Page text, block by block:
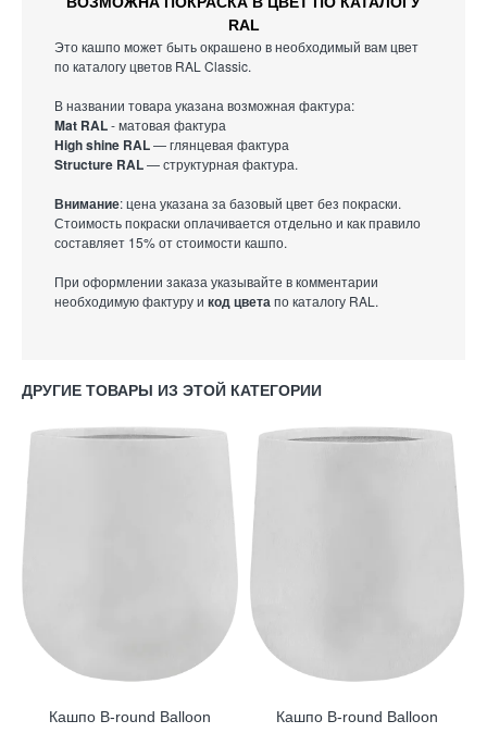
RAL
Это кашпо может быть окрашено в необходимый вам цвет
по каталогу цветов RAL Classic.
В названии товара указана возможная фактура:
Mat RAL- матовая фактура
High shine RAL— глянцевая фактура
Structure RAL— структурная фактура.
Внимание: цена указана за базовый цвет без покраски.
Стоимость покраски оплачивается отдельно и как правило
составляет 15% от стоимости кашпо.
При оформлении заказа указывайте в комментарии
необходимую фактуру и код цветапо каталогу RAL.
ДРУГИЕ ТОВАРЫ ИЗ ЭТОЙ КАТЕГОРИИ
Окраска по RAL
Кашпо B-round Balloon
Окраска по RAL
Кашпо B-round Balloon